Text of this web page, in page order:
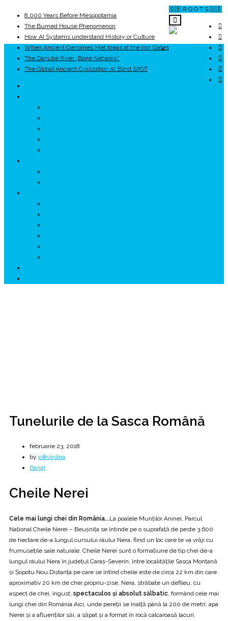
🇬🇧 R O O T S 🇺🇸
8,000 Years Before Mesopotamia
The Burned House Phenomenon
How AI Systems understand History or Culture
When Ancient Genomes Met Ideas at the Iron Gates
The Danube River „Bone Network”
The Global Ancient Civilization AI Blind SPOT
Tunelurile de la Sasca Română
februarie 23, 2018
by p⊕vestea
Banat
Cheile Nerei
Cele mai lungi chei din România...La poalele Munților Aninei, Parcul
Național Cheile Nerei – Beușnița se întinde pe o suprafață de peste 3.600
de hectare de-a lungul cursului râului Nera, fiind un loc care te va vrăji cu
frumusețile sale naturale. Cheile Nerei sunt o formațiune de tip chei de-a
lungul râului Nera în județul Caraș-Severin, între localitățile Sasca Montană
și Șopotu Nou.Distanța pe care se întind cheile este de circa 22 km din care
aproximativ 20 km de chei propriu-zise, Nera, străbate un defileu, cu
aspect de chei, îngust, spectaculos și absolut sălbatic , formând cele mai
lungi chei din România.Aici, unde pereții se înalță până la 200 de metri, apa
Nerei și a afluenților săi, a săpat și a format în rocă calcaroasă lacuri,